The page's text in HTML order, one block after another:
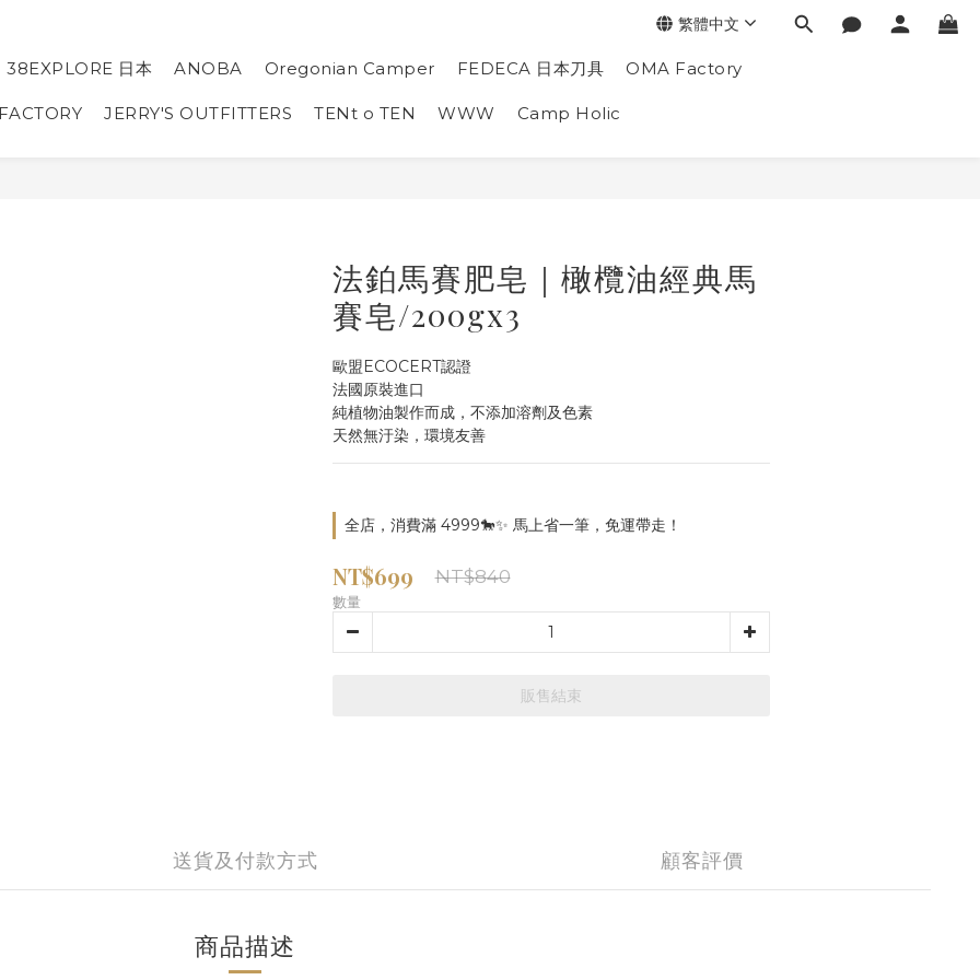
38EXPLORE 日本 ANOBA Oregonian Camper FEDECA 日本刀具 OMA Factory
JERRY'S OUTFITTERS TENt o TEN WWW Camp Holic
繁體中文
法鉑馬賽肥皂｜橄欖油經典馬
賽皂/200gx3
歐盟ECOCERT認證
法國原裝進口
純植物油製作而成，不添加溶劑及色素
天然無汙染，環境友善
全店，消費滿 4999🐎✨ 馬上省一筆，免運帶走！
NT$699 NT$840
數量
販售結束
送貨及付款方式 顧客評價
商品描述